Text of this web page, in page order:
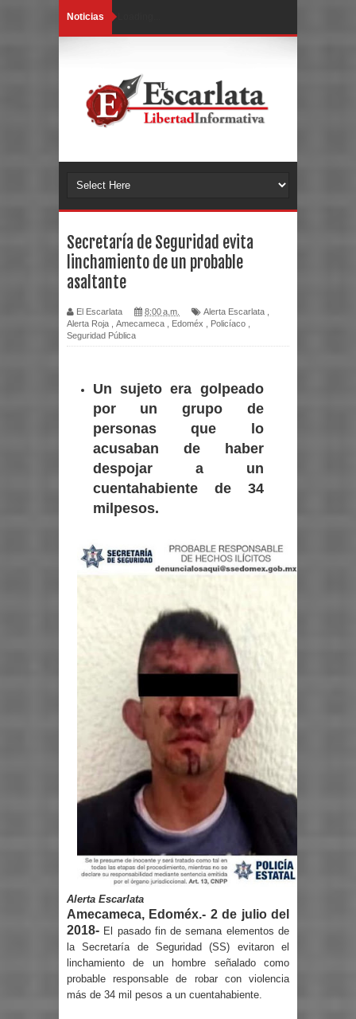
Noticias
Secretaría de Seguridad evita
linchamiento de un probable
asaltante
El Escarlata 8:00 a.m. Alerta Escarlata
Alerta Roja
Amecameca Edoméx Policíaco
Seguridad Pública
Un sujeto era golpeado
por un grupo de
personas que lo
acusaban de haber
despojar a un
cuentahabiente de 34
milpesos.
Alerta Escarlata
Amecameca, Edoméx.- 2 de julio del
2018- El pasado fin de semana elementos de
la Secretaría de Seguridad (SS) evitaron el
linchamiento de un hombre señalado como
probable responsable de robar con violencia
más de 34 mil pesos a un cuentahabiente.